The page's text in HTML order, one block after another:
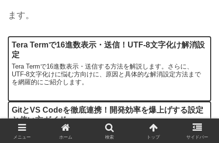
ます。
Tera Termで16進数表示・送信！UTF-8文字化け解消設
定
Tera Termで16進数表示・送信する方法を解説します。さらに、
UTF-8文字化けに悩む方向けに、原因と具体的な解消設定方法まで
を網羅的にご紹介します。
GitとVS Codeを徹底連携！開発効率を爆上げする設定
と使い方ガイド
本記事では、バージョン管理システムGitと人気のコードエディタVS
Codeの連携に焦点を当て、開発効率を最大化する使い方を解説しま
メニュー ホーム 検索 トップ サイドバー